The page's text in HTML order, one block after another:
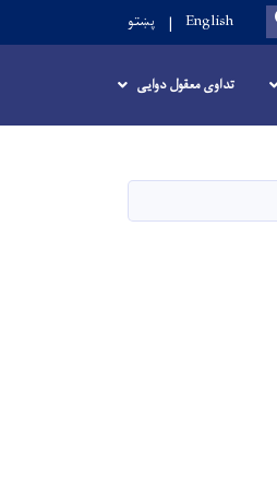
SEARCH
English پښتو
تداوی معقول دوایی